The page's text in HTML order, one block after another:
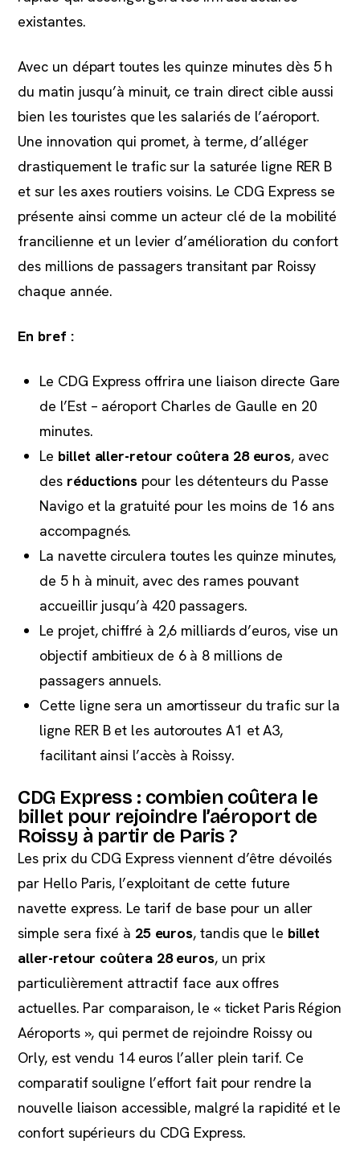
existantes.
Avec un départ toutes les quinze minutes dès 5 h
du matin jusqu’à minuit, ce train direct cible aussi
bien les touristes que les salariés de l’aéroport.
Une innovation qui promet, à terme, d’alléger
drastiquement le trafic sur la saturée ligne RER B
et sur les axes routiers voisins. Le CDG Express se
présente ainsi comme un acteur clé de la mobilité
francilienne et un levier d’amélioration du confort
des millions de passagers transitant par Roissy
chaque année.
En bref :
Le CDG Express offrira une liaison directe Gare
de l’Est – aéroport Charles de Gaulle en 20
minutes.
Le billet aller-retour coûtera 28 euros, avec
des réductions pour les détenteurs du Passe
Navigo et la gratuité pour les moins de 16 ans
accompagnés.
La navette circulera toutes les quinze minutes,
de 5 h à minuit, avec des rames pouvant
accueillir jusqu’à 420 passagers.
Le projet, chiffré à 2,6 milliards d’euros, vise un
objectif ambitieux de 6 à 8 millions de
passagers annuels.
Cette ligne sera un amortisseur du trafic sur la
ligne RER B et les autoroutes A1 et A3,
facilitant ainsi l’accès à Roissy.
CDG Express : combien coûtera le
billet pour rejoindre l’aéroport de
Roissy à partir de Paris ?
Les prix du CDG Express viennent d’être dévoilés
par Hello Paris, l’exploitant de cette future
navette express. Le tarif de base pour un aller
simple sera fixé à 25 euros, tandis que le billet
aller-retour coûtera 28 euros, un prix
particulièrement attractif face aux offres
actuelles. Par comparaison, le « ticket Paris Région
Aéroports », qui permet de rejoindre Roissy ou
Orly, est vendu 14 euros l’aller plein tarif. Ce
comparatif souligne l’effort fait pour rendre la
nouvelle liaison accessible, malgré la rapidité et le
confort supérieurs du CDG Express.